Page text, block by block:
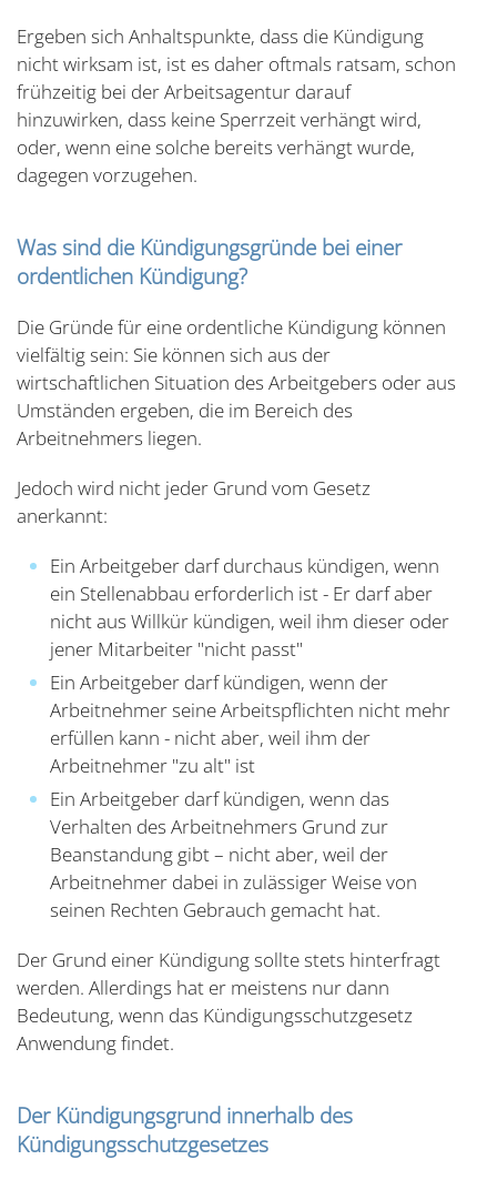
Ergeben sich Anhaltspunkte, dass die Kündigung
nicht wirksam ist, ist es daher oftmals ratsam, schon
frühzeitig bei der Arbeitsagentur darauf
hinzuwirken, dass keine Sperrzeit verhängt wird,
oder, wenn eine solche bereits verhängt wurde,
dagegen vorzugehen.
Was sind die Kündigungsgründe bei einer
ordentlichen Kündigung?
Die Gründe für eine ordentliche Kündigung können
vielfältig sein: Sie können sich aus der
wirtschaftlichen Situation des Arbeitgebers oder aus
Umständen ergeben, die im Bereich des
Arbeitnehmers liegen.
Jedoch wird nicht jeder Grund vom Gesetz
anerkannt:
Ein Arbeitgeber darf durchaus kündigen, wenn
ein Stellenabbau erforderlich ist - Er darf aber
nicht aus Willkür kündigen, weil ihm dieser oder
jener Mitarbeiter "nicht passt"
Ein Arbeitgeber darf kündigen, wenn der
Arbeitnehmer seine Arbeitspflichten nicht mehr
erfüllen kann - nicht aber, weil ihm der
Arbeitnehmer "zu alt" ist
Ein Arbeitgeber darf kündigen, wenn das
Verhalten des Arbeitnehmers Grund zur
Beanstandung gibt – nicht aber, weil der
Arbeitnehmer dabei in zulässiger Weise von
seinen Rechten Gebrauch gemacht hat.
Der Grund einer Kündigung sollte stets hinterfragt
werden. Allerdings hat er meistens nur dann
Bedeutung, wenn das Kündigungsschutzgesetz
Anwendung findet.
Der Kündigungsgrund innerhalb des
Kündigungsschutzgesetzes